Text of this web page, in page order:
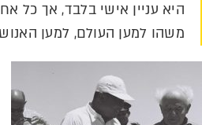
היא עניין אישי בלבד, אך כל
משהו למען העולם, למען